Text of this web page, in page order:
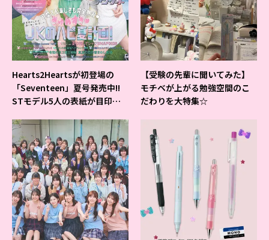
Hearts2Heartsが初登場の
「Seventeen」夏号発売中!!
STモデル5人の表紙が目印だ
【受験の先輩に聞いてみた】
モチベが上がる勉強空間のこ
だわりを大特集☆